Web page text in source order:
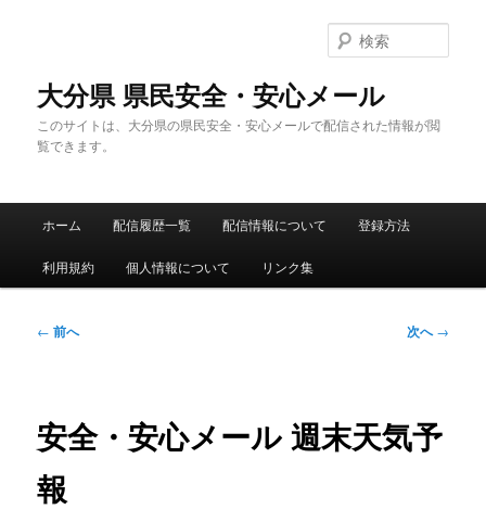
大分県 県民安全・安心メール
このサイトは、大分県の県民安全・安心メールで配信された情報が閲
覧できます。
索
メ
ホーム 配信履歴一覧 配信情報について 登録方法
利用規約 個人情報について リンク集
投
ゲ
ー
ョ
ン
← 前へ 次へ→
安全・安心メール 週末天気予
報